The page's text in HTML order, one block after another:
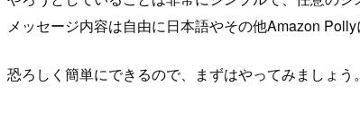
メッセージ内容は自由に日本語やその他Amazon
恐ろしく簡単にできるので、まずはやってみましょう。